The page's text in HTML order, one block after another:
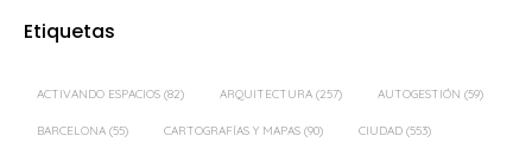
Etiquetas
ACTIVANDO ESPACIOS (82) ARQUITECTURA (257) AUTOGESTIÓN (59)
BARCELONA (55) CARTOGRAFÍAS Y MAPAS (90) CIUDAD (553)